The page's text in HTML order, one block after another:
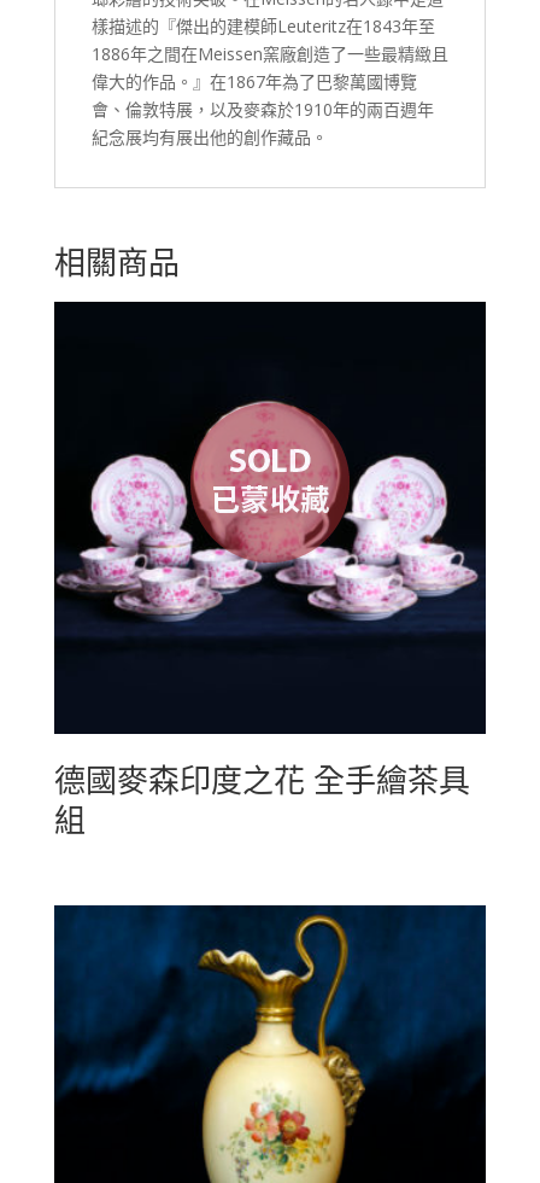
樣描述的『傑出的建模師Leuteritz在1843年至
1886年之間在Meissen窯廠創造了一些最精緻且
偉大的作品。』在1867年為了巴黎萬國博覽
會、倫敦特展，以及麥森於1910年的兩百週年
紀念展均有展出他的創作藏品。
相關商品
德國麥森印度之花 全手繪茶具
組